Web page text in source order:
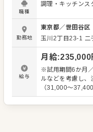
す。 メニューの提
善なども大歓迎です。 【具体的には…】 ・仕込み
付けまでの調理全
理業務 ・まかな
ッフの教育 ・洗
新メニュー提案 など 入社後はスキルに合わせた業
任せしますので、
成長をしっかりサ
してスタートで
職種
調理・キッチンス
勤務地
東京都／世田谷区
玉川2丁目23-1 二
給与
月給:235,000
※試用期間6か月
ルなどを考慮し
（31,000～